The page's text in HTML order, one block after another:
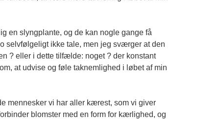
en slyngplante, og de kan nogle gange få
selvfølgeligt ikke tale, men jeg sværger at den
? eller i dette tilfælde: noget ? der konstant
at udvise og føle taknemlighed i løbet af min
mennesker vi har aller kærest, som vi giver
blomster med en form for kærlighed, og